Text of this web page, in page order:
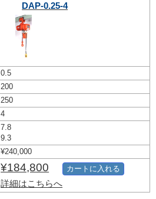
DAP-0.25-4
0.5
200
250
4
7.8
9.3
¥240,000
¥184,800
詳細はこちらへ
カートに入れる